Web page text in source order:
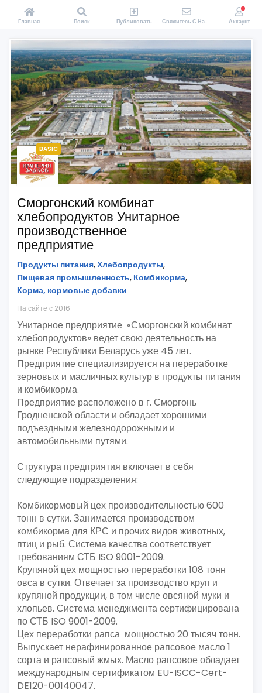
BASIC
Сморгонский комбинат
хлебопродуктов Унитарное
производственное
предприятие
Продукты питания,Хлебопродукты,
Пищевая промышленность, Комбикорма,
Корма, кормовые добавки
На сайте с 2016
Унитарное предприятие «Сморгонский комбинат
хлебопродуктов» ведет свою деятельность на
рынке Республики Беларусь уже 45 лет.
Предприятие специализируется на переработке
зерновых и масличных культур в продукты питания
и комбикорма.
Предприятие расположено в г. Сморгонь
Гродненской области и обладает хорошими
подъездными железнодорожными и
автомобильными путями.
Структура предприятия включает в себя
следующие подразделения:
Комбикормовый цех производительностью 600
тонн в сутки. Занимается производством
комбикорма для КРС и прочих видов животных,
птиц и рыб. Система качества соответствует
требованиям СТБ ISO 9001-2009.
Крупяной цех мощностью переработки 108 тонн
овса в сутки. Отвечает за производство круп и
крупяной продукции, в том числе овсяной муки и
хлопьев. Система менеджмента сертифицирована
по СТБ ISO 9001-2009.
Цех переработки рапса мощностью 20 тысяч тонн.
Выпускает нерафинированное рапсовое масло 1
сорта и рапсовый жмых. Масло рапсовое обладает
международным сертификатом EU-ISCC-Cert-
DE120-00140047.
Главная Поиск Публиковать Свяжитесь С Нами Аккаунт